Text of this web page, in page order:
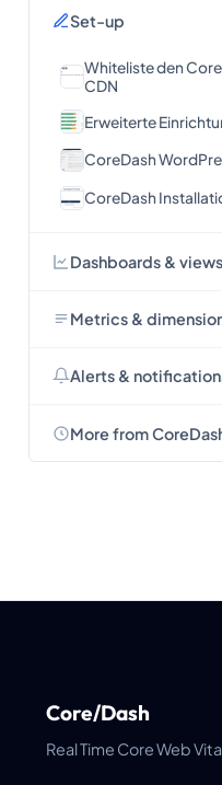
Set-up
Whiteliste den
CDN
Erweiterte
CoreDash
CoreDash
Dashboards & views
Metrics &
Alerts &
More from
Core/Dash
Real Time Core Web